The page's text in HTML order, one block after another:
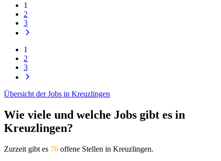
1
2
3
1
2
3
Übersicht der Jobs in Kreuzlingen
Wie viele und welche Jobs gibt es in
Kreuzlingen?
Zurzeit gibt es 76 offene Stellen in Kreuzlingen.